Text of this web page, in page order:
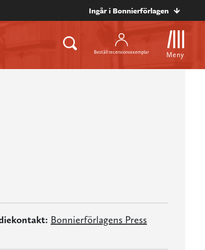
Ingår i Bonnierförlagen
Beställ recensionsexemplar Meny
Bonnierförlagens Press